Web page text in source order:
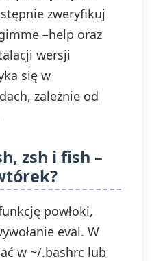
zweryfikuj
–help oraz
wersji
się w
zależnie od
zsh i fish –
powłoki,
eval. W
w ~/.bashrc lub